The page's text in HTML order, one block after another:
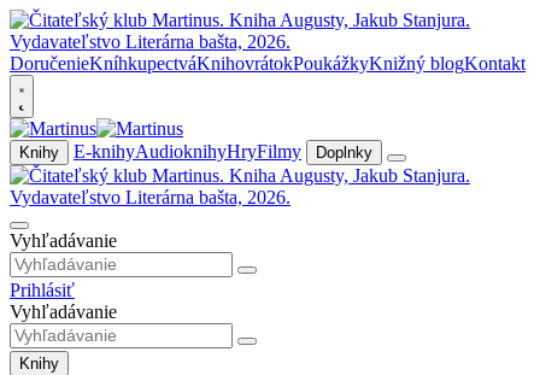
DoručenieKníhkupectváKnihovrátokPoukážkyKnižný blogKontakt
Knihy E-knihyAudioknihyHryFilmy Doplnky
Vyhľadávanie
Prihlásiť
Vyhľadávanie
Knihy